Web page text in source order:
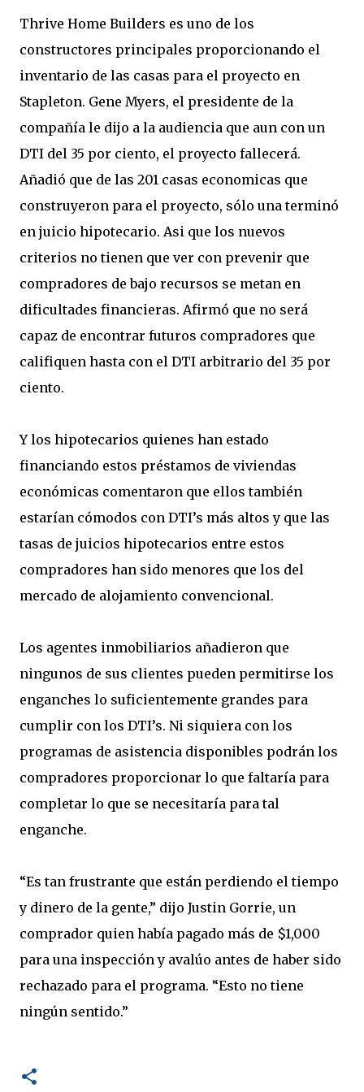
Thrive Home Builders es uno de los
constructores principales proporcionando el
inventario de las casas para el proyecto en
Stapleton. Gene Myers, el presidente de la
compañía le dijo a la audiencia que aun con un
DTI del 35 por ciento, el proyecto fallecerá.
Añadió que de las 201 casas economicas que
construyeron para el proyecto, sólo una terminó
en juicio hipotecario. Asi que los nuevos
criterios no tienen que ver con prevenir que
compradores de bajo recursos se metan en
dificultades financieras. Afirmó que no será
capaz de encontrar futuros compradores que
califiquen hasta con el DTI arbitrario del 35 por
ciento.
Y los hipotecarios quienes han estado
financiando estos préstamos de viviendas
económicas comentaron que ellos también
estarían cómodos con DTI’s más altos y que las
tasas de juicios hipotecarios entre estos
compradores han sido menores que los del
mercado de alojamiento convencional.
Los agentes inmobiliarios añadieron que
ningunos de sus clientes pueden permitirse los
enganches lo suficientemente grandes para
cumplir con los DTI’s. Ni siquiera con los
programas de asistencia disponibles podrán los
compradores proporcionar lo que faltaría para
completar lo que se necesitaría para tal
enganche.
“Es tan frustrante que están perdiendo el tiempo
y dinero de la gente,” dijo Justin Gorrie, un
comprador quien había pagado más de $1,000
para una inspección y avalúo antes de haber sido
rechazado para el programa. “Esto no tiene
ningún sentido.”